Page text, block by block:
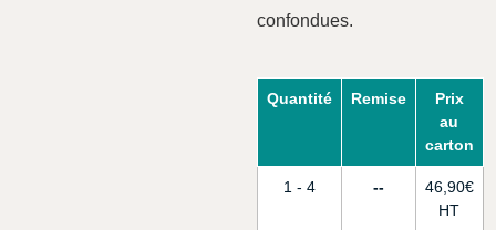
confondues.
Quantité Remise
Prix
au
carton
1 - 4 - 46,90€